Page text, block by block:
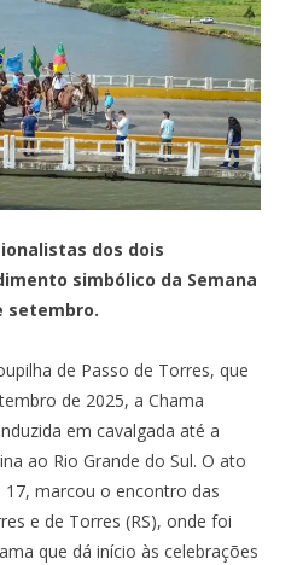
dos dois
simbólico da Semana
setembro.
de Passo de Torres, que
de 2025, a Chama
em cavalgada até a
ao Rio Grande do Sul. O ato
marcou o encontro das
e de Torres (RS), onde foi
que dá início às celebrações